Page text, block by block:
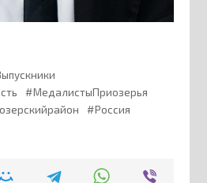
МедалистыПриозерья
Россия